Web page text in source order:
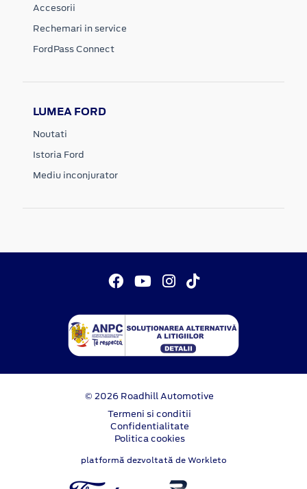
Accesorii
Rechemari in service
FordPass Connect
LUMEA FORD
Noutati
Istoria Ford
Mediu inconjurator
© 2026 Roadhill Automotive
Termeni si conditii
Confidentialitate
Politica cookies
platformă dezvoltată de Workleto